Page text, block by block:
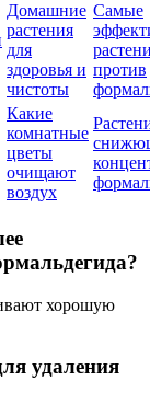
Домашние
растения
для
здоровья и
чистоты
Самые
против
Какие
комнатные
цветы
очищают
воздух
хорошую
удаления